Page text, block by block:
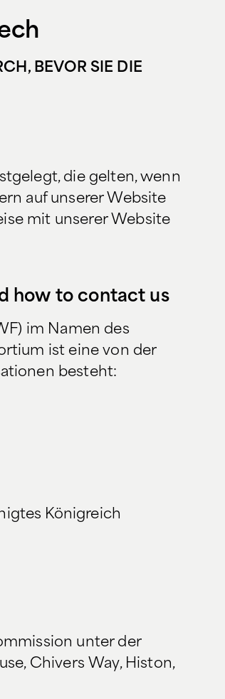
BEVOR SIE DIE
die gelten, wenn
auf unserer Website
mit unserer Website
how to contact us
im Namen des
ist eine von der
besteht:
Königreich
unter der
Chivers Way, Histon,